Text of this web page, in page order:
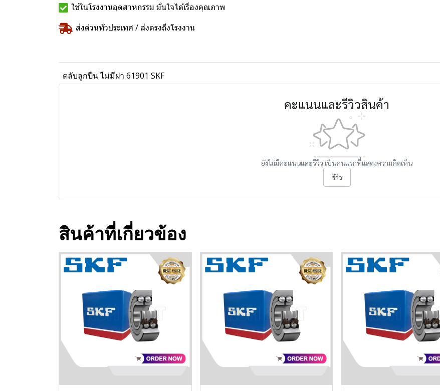
ใช้ในโรงงานอุตสาหกรรม มั่นใจได้เรื่องคุณภาพ
ส่งด่วนทั่วประเทศ / ส่งตรงถึงโรงงาน
ตลับลูกปืน ไม่มีฝา 61901 SKF
คะแนนและรีวิวสินค้า
ยังไม่มีคะแนนและรีวิว เป็นคนแรกที่แสดงความคิดเห็น
รีวิว
สินค้าที่เกี่ยวข้อง